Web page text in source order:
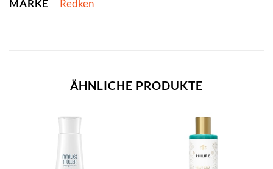
MARKE Redken
ÄHNLICHE PRODUKTE